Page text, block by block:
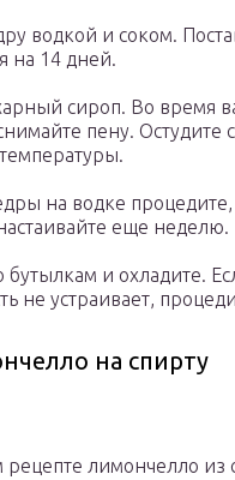
водкой и соком.
на 14 дней.
сироп. Во время
пену. Остудите
на водке
еще неделю.
бутылкам и охладите.
не устраивает,
на спирту
лимончелло из